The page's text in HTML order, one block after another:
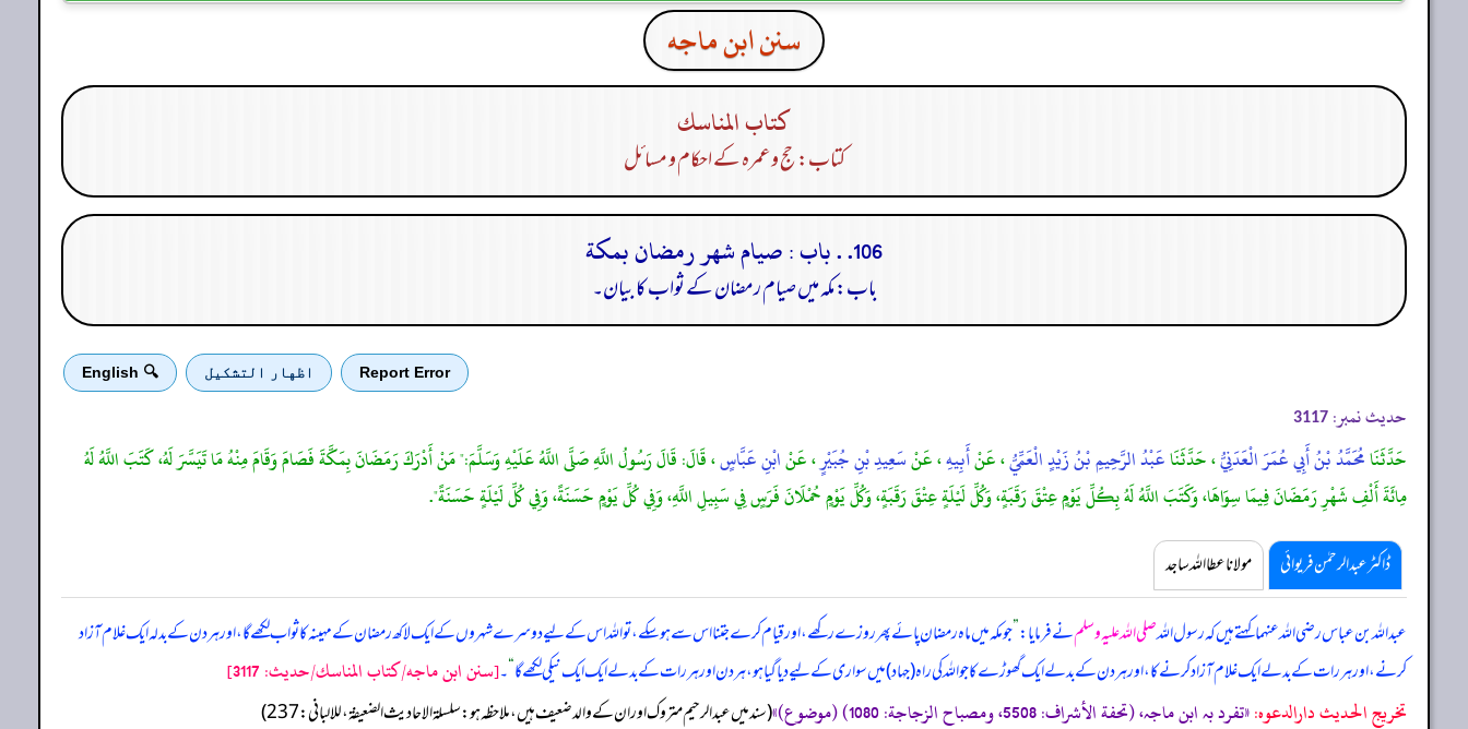
سنن ابن ماجه
كتاب المناسك
کتاب: حج و عمرہ کے احکام و مسائل
106. . باب : صيام شهر رمضان بمكة
باب: مکہ میں صیام رمضان کے ثواب کا بیان۔
Report Error اظهار التشكيل 🔍 English
حدیث نمبر: 3117
حَدَّثَنَامُحَمَّدُ بْنُ أَبِي عُمَرَ الْعَدَنِيُّ، حَدَّثَنَاعَبْدُ الرَّحِيمِ بْنُ زَيْدٍ الْعَمِّيُّ، عَنْأَبِيهِ، عَنْسَعِيدِ بْنِ جُبَيْرٍ، عَنْابْنِ عَبَّاسٍ، قَالَ: قَالَ رَسُولُ اللَّهِ صَلَّى اللَّهُ عَلَيْهِ وَسَلَّمَ:" مَنْ أَدْرَكَ رَمَضَانَ بِمَكَّةَ فَصَامَ وَقَامَ مِنْهُ مَا تَيَسَّرَ لَهُ، كَتَبَ اللَّهُ لَهُ
مِائَةَ أَلْفِ شَهْرِ رَمَضَانَ فِيمَا سِوَاهَا، وَكَتَبَ اللَّهُ لَهُ بِكُلِّ يَوْمٍ عِتْقَ رَقَبَةٍ، وَكُلِّ لَيْلَةٍ عِتْقَ رَقَبَةٍ، وَكُلِّ يَوْمٍ حُمْلَانَ فَرَسٍ فِي سَبِيلِ اللَّهِ، وَفِي كُلِّ يَوْمٍ حَسَنَةً، وَفِي كُلِّ لَيْلَةٍ حَسَنَةً".
ڈاکٹر عبدالرحمٰن فریوائی مولانا عطا اللہ ساجد
عبداللہ بن عباس رضی اللہ عنہما کہتے ہیں کہرسول اللہصلی اللہ علیہ وسلمنے فرمایا:”جو مکہ میں ماہ رمضان پائے پھر روزے رکھے، اور قیام کرے جتنا اس سے ہو سکے، تو اللہ اس کے لیے دوسرے شہروں کے ایک لاکھ رمضان کے مہینہ کا ثواب لکھے گا، اور ہر دن کے بدلہ ایک غلام آزاد
کرنے، اور ہر رات کے بدلے ایک غلام آزاد کرنے کا، اور ہر دن کے بدلے ایک گھوڑے کا جو اللہ کی راہ (جہاد) میں سواری کے لیے دیا گیا ہو، ہر دن اور ہر رات کے بدلے ایک ایک نیکی لکھے گا“۔[سنن ابن ماجه/كتاب المناسك/حدیث: 3117]
تخریج الحدیث دارالدعوہ:«تفرد بہ ابن ماجہ، (تحفة الأشراف: 5508، ومصباح الزجاجة: 1080) (موضوع)» ‏‏‏‏ (سند میں عبدالرحیم متروک اور ان کے والد ضعیف ہیں، ملاحظہ ہو: سلسلة الاحادیث الضعیفة، للالبانی: 237)